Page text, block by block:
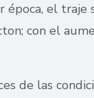
el traje
con el
de las